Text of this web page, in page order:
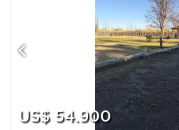
US$ 54.900